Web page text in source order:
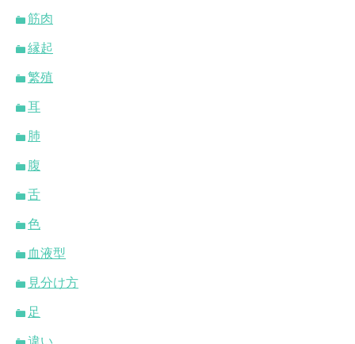
筋肉
縁起
繁殖
耳
肺
腹
舌
色
血液型
見分け方
足